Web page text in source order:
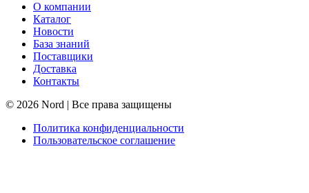
О компании
Каталог
Новости
База знаний
Поставщики
Доставка
Контакты
© 2026 Nord | Все права защищены
Политика конфиденциальности
Пользовательское соглашение